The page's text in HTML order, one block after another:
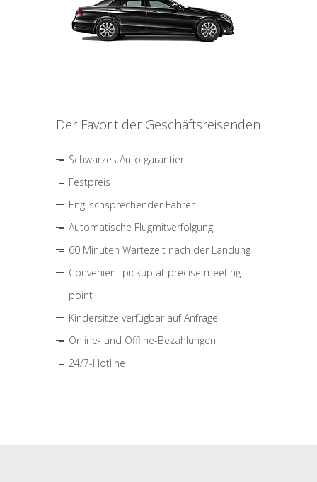
Der Favorit der Geschäftsreisenden
Schwarzes Auto garantiert
Festpreis
Englischsprechender Fahrer
Automatische Flugmitverfolgung
60 Minuten Wartezeit nach der Landung
Convenient pickup at precise meeting
point
Kindersitze verfügbar auf Anfrage
Online- und Offline-Bezahlungen
24/7-Hotline